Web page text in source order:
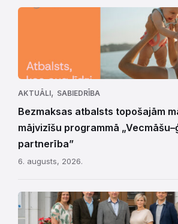
AKTUĀLI, SABIEDRĪBA
Bezmaksas atbalsts topošajām
mājvizīšu programmā
partnerība”
6. augusts, 2026.